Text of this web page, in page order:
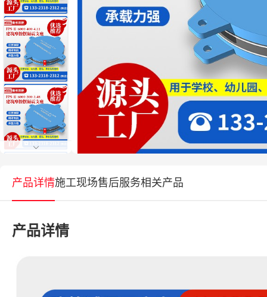
产品详情施工现场售后服务相关产品
产品详情